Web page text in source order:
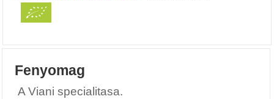
Fenyomag
A Viani specialitasa.